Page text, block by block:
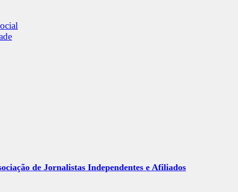
de Jornalistas Independentes e Afiliados